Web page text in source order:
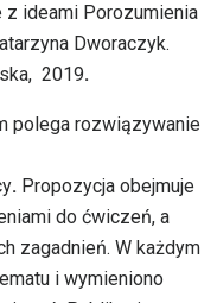
z ideami Porozumienia
Dworaczyk.
2019.
polega rozwiązywanie
. Propozycja obejmuje
do ćwiczeń, a
zagadnień. W każdym
i wymieniono